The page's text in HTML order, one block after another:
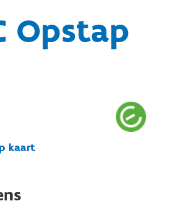
Opstap
kaart